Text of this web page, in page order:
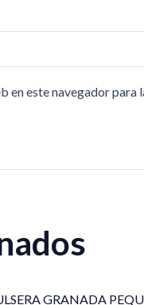
este navegador para